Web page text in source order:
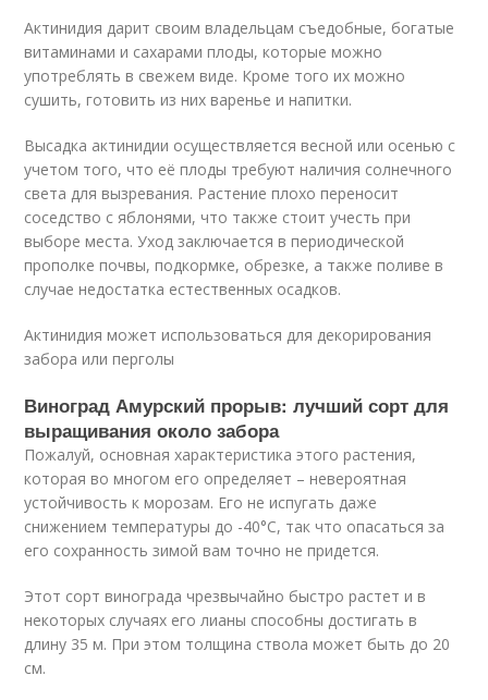
Актинидия дарит своим владельцам съедобные, богатые
витаминами и сахарами плоды, которые можно
употреблять в свежем виде. Кроме того их можно
сушить, готовить из них варенье и напитки.
Высадка актинидии осуществляется весной или осенью с
учетом того, что её плоды требуют наличия солнечного
света для вызревания. Растение плохо переносит
соседство с яблонями, что также стоит учесть при
выборе места. Уход заключается в периодической
прополке почвы, подкормке, обрезке, а также поливе в
случае недостатка естественных осадков.
Актинидия может использоваться для декорирования
забора или перголы
Виноград Амурский прорыв: лучший сорт для
выращивания около забора
Пожалуй, основная характеристика этого растения,
которая во многом его определяет – невероятная
устойчивость к морозам. Его не испугать даже
снижением температуры до -40°С, так что опасаться за
его сохранность зимой вам точно не придется.
Этот сорт винограда чрезвычайно быстро растет и в
некоторых случаях его лианы способны достигать в
длину 35 м. При этом толщина ствола может быть до 20
см.